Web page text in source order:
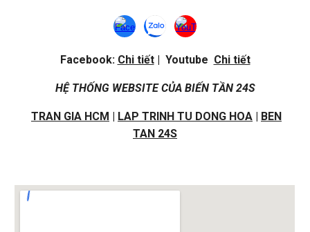
Facebook: Chi tiết| Youtube Chi tiết
HỆ THỐNG WEBSITE CỦA BIẾN TẦN 24S
TRAN GIA HCM | LAP TRINH TU DONG HOA | BEN
TAN 24S